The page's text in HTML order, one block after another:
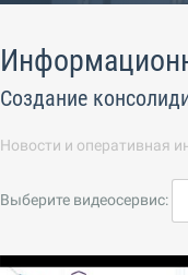
Создание
Новости и оперативная
Выберите видеосервис: